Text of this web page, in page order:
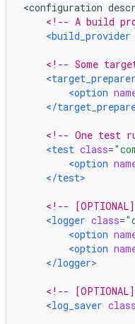
<configuration
<!-- A build
<build_provider
<!-- Some
<target_preparer
<option
</
<!-- One test
<test class=
<option
</test>
<!--
<logger class=
<option
<option
</logger>
<!--
<log_saver class